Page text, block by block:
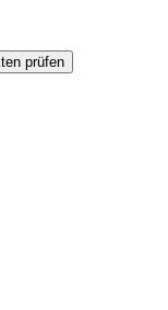
prüfen